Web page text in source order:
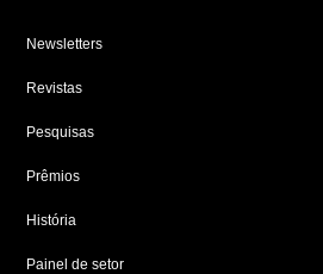
Newsletters
Revistas
Pesquisas
Prêmios
História
Painel de setor